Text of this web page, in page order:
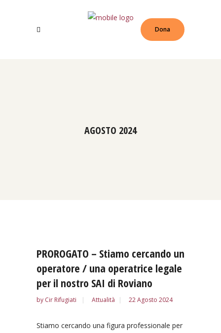
Dona
AGOSTO 2024
PROROGATO – Stiamo cercando un
operatore / una operatrice legale
per il nostro SAI di Roviano
by Cir Rifugiati Attualità 22 Agosto 2024
Stiamo cercando una figura professionale per